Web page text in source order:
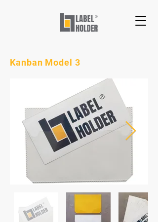
Kanban Model 3